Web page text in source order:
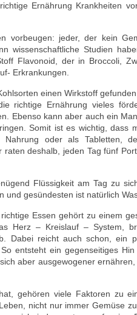
Ernährung Krankheiten
vorbeugen: jeder, der kein
wissenschaftliche Studien
Flavonoid, der in Broccoli,
Erkrankungen.
einen Wirkstoff
richtige Ernährung vieles
Ebenso kann aber auch ein
Somit ist es wichtig, dass
oder als Tabletten,
raten deshalb, jeden Tag fünf
Flüssigkeit am Tag zu
und gesündesten ist natürlich
Essen gehört zu einem
Herz – Kreislauf – System,
Dabei reicht auch schon, ein
entsteht ein gegenseitiges
aber ausgewogener
gehören viele Faktoren zu
nicht nur immer Gemüse